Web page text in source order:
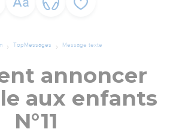
TopMessages Message texte
annoncer
aux enfants
N°11